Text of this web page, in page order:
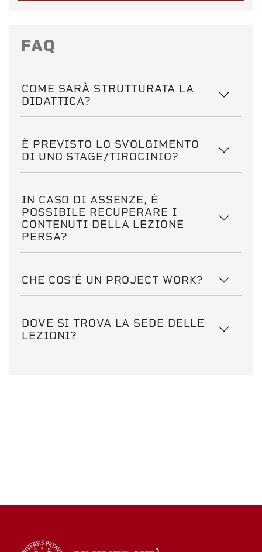
FAQ
COME SARÀ STRUTTURATA LA
DIDATTICA?
È PREVISTO LO SVOLGIMENTO
DI UNO STAGE/TIROCINIO?
IN CASO DI ASSENZE, È
POSSIBILE RECUPERARE I
CONTENUTI DELLA LEZIONE
PERSA?
CHE COS’È UN PROJECT WORK?
DOVE SI TROVA LA SEDE DELLE
LEZIONI?